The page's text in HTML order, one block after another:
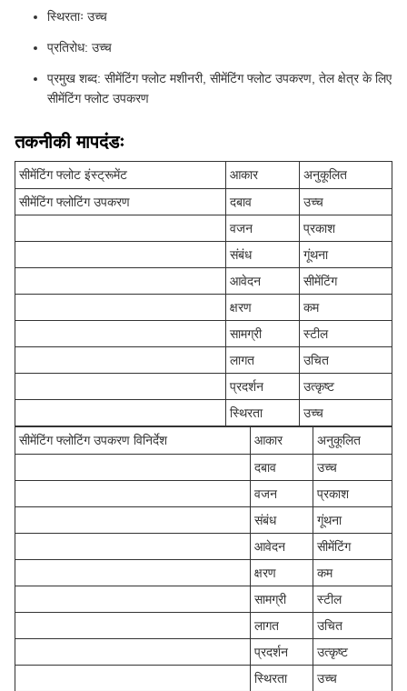
स्थिरताः उच्च
प्रतिरोध: उच्च
प्रमुख शब्द: सीमेंटिंग फ्लोट मशीनरी, सीमेंटिंग फ्लोट उपकरण, तेल क्षेत्र के लिए
सीमेंटिंग फ्लोट उपकरण
तकनीकी मापदंडः
सीमेंटिंग फ्लोट इंस्ट्रूमेंट आकार
अनुकूलित
सीमेंटिंग फ्लोटिंग उपकरण
दबाव
उच्च
वजन
प्रकाश
संबंध
गूंथना
आवेदन
सीमेंटिंग
क्षरण
कम
सामग्री
स्टील
लागत
उचित
प्रदर्शन
उत्कृष्ट
स्थिरता
उच्च
सीमेंटिंग फ्लोटिंग उपकरण विनिर्देश
आकार
अनुकूलित
दबाव
उच्च
वजन
प्रकाश
संबंध
गूंथना
आवेदन
सीमेंटिंग
क्षरण
कम
सामग्री
स्टील
लागत
उचित
प्रदर्शन
उत्कृष्ट
स्थिरता
उच्च